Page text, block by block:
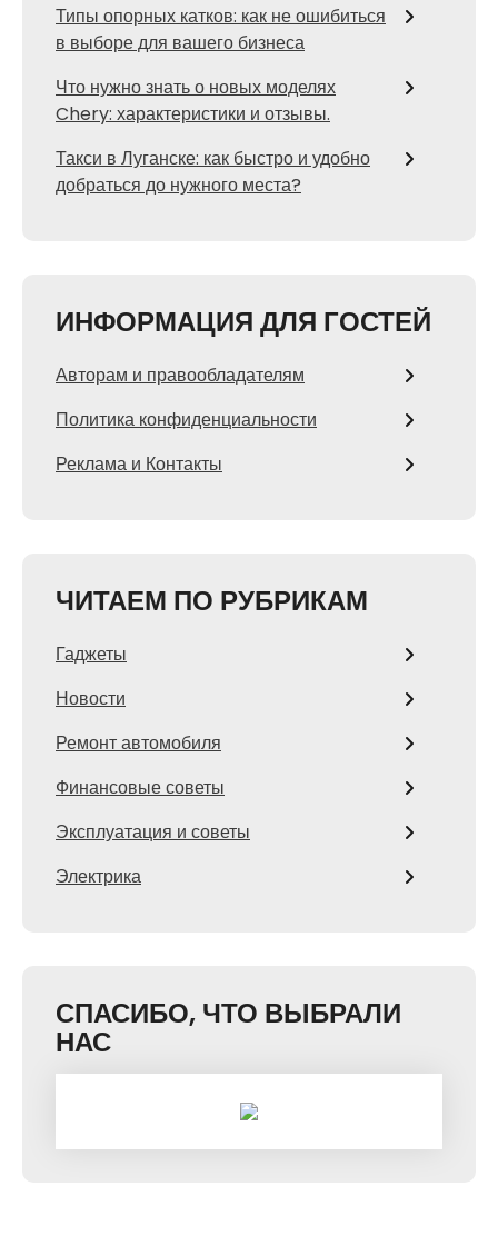
Типы опорных катков: как не ошибиться
в выборе для вашего бизнеса
Что нужно знать о новых моделях
Chery: характеристики и отзывы.
Такси в Луганске: как быстро и удобно
добраться до нужного места?
ИНФОРМАЦИЯ ДЛЯ ГОСТЕЙ
Авторам и правообладателям
Политика конфиденциальности
Реклама и Контакты
ЧИТАЕМ ПО РУБРИКАМ
Гаджеты
Новости
Ремонт автомобиля
Финансовые советы
Эксплуатация и советы
Электрика
СПАСИБО, ЧТО ВЫБРАЛИ
НАС